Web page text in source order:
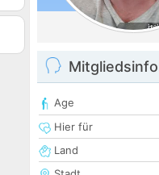
Age
Hier für
Land